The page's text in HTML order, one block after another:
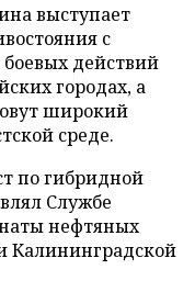
выступает
с
действий
городах, а
широкий
среде.
по гибридной
Службе
нефтяных
Калининградской